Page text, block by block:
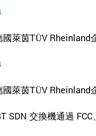
國萊茵TÜV Rheinland
國萊茵TÜV Rheinland
SDN 交換機通過 FCC